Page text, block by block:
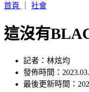
首頁
社會
這沒有
記者：林炫均
發佈時間：
最後更新時間：